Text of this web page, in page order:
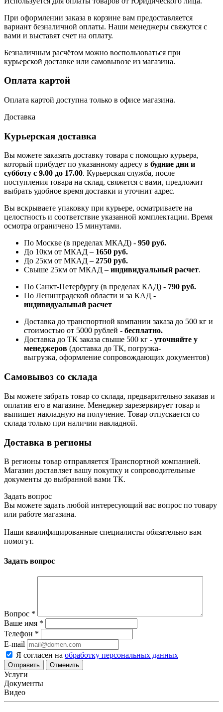
При оформлении заказа в корзине вам предоставляется
вариант безналичной оплаты. Наши менеджеры свяжутся с
вами и выставят счет на оплату.
Безналичным расчётом можно воспользоваться при
курьерской доставке или самовывозе из магазина.
Оплата картой
Оплата картой доступна только в офисе магазина.
Доставка
Курьерская доставка
Вы можете заказать доставку товара с помощью курьера,
который прибудет по указанному адресу в будние дни и
субботу с 9.00 до 17.00. Курьерская служба, после
поступления товара на склад, свяжется с вами, предложит
выбрать удобное время доставки и уточнит адрес.
Вы вскрываете упаковку при курьере, осматриваете на
целостность и соответствие указанной комплектации. Время
осмотра ограничено 15 минутами.
По Москве (в пределах МКАД) - 950 руб.
До 10км от МКАД – 1650 руб.
До 25км от МКАД – 2750 руб.
Свыше 25км от МКАД – индивидуальный расчет.
По Санкт-Петербургу (в пределах КАД) - 790 руб.
По Ленинградской области и за КАД -
индивидуальный расчет
Доставка до транспортной компании заказа до 500 кг и
стоимостью от 5000 рублей - бесплатно.
Доставка до ТК заказа свыше 500 кг - уточняйте у
менеджеров (доставка до ТК, погрузка-
выгрузка, оформление сопровождающих документов)
Самовывоз со склада
Вы можете забрать товар со склада, предварительно заказав и
оплатив его в магазине. Менеджер зарезервирует товар и
выпишет накладную на получение. Товар отпускается со
склада только при наличии накладной.
Доставка в регионы
В регионы товар отправляется Транспортной компанией.
Магазин доставляет вашу покупку и сопроводительные
документы до выбранной вами ТК.
Задать вопрос
Вы можете задать любой интересующий вас вопрос по товару
или работе магазина.
Наши квалифицированные специалисты обязательно вам
помогут.
Задать вопрос
Вопрос *
Ваше имя *
Телефон *
E-mail
Я согласен на обработку персональных данных
Отменить
Услуги
Документы
Видео